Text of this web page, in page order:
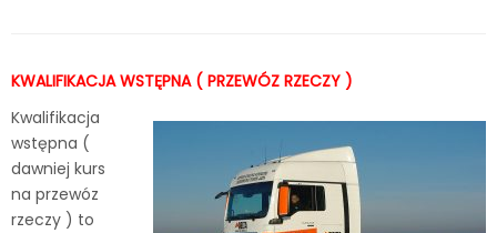
KWALIFIKACJA WSTĘPNA ( PRZEWÓZ RZECZY )
Kwalifikacja
wstępna (
dawniej kurs
na przewóz
rzeczy ) to